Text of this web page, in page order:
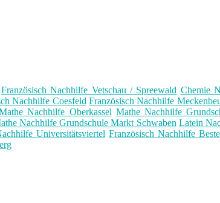
Französisch Nachhilfe Vetschau / Spreewald Chemie
Nachhilfe Coesfeld Französisch Nachhilfe
Nachhilfe Oberkassel Mathe Nachhilfe
Nachhilfe Grundschule Markt Schwaben Latein
Universitätsviertel Französisch Nachhilfe